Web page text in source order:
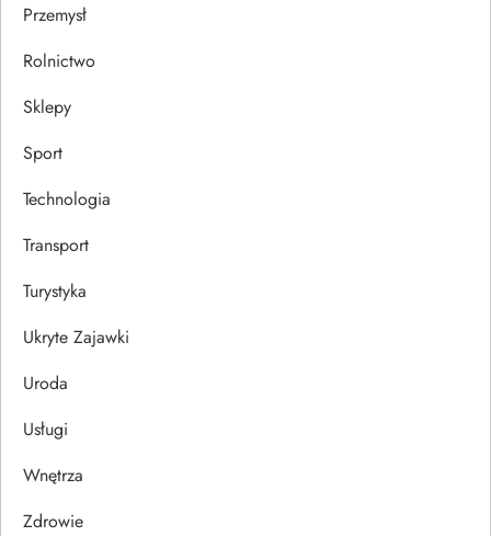
Przemysł
Rolnictwo
Sklepy
Sport
Technologia
Transport
Turystyka
Ukryte Zajawki
Uroda
Usługi
Wnętrza
Zdrowie